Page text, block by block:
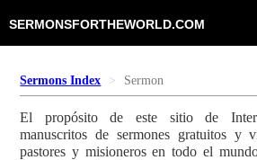
SERMONSFORTHEWORLD.COM
Sermons Index Sermon
El propósito de este sitio de
manuscritos de sermones gratuitos y
pastores y misioneros en todo el